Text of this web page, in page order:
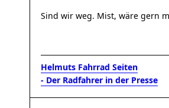
Sind wir weg. Mist, wäre gern
Helmuts Fahrrad Seiten
- Der Radfahrer in der Presse